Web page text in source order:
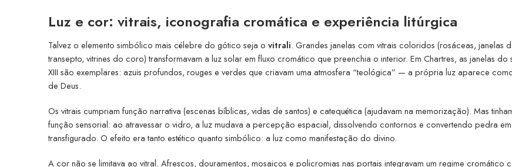
Luz e cor: vitrais, iconografia cromática e experiência litúrgica
Talvez o elemento simbólico mais célebre do gótico seja o vitrali. Grandes janelas com vitrais coloridos (rosáceas, janelas
transepto, vitrines do coro) transformavam a luz solar em fluxo cromático que preenchia o interior. Em Chartres, as janelas do
XIII são exemplares: azuis profundos, rouges e verdes que criavam uma atmosfera “teológica” — a própria luz aparece
de Deus.
Os vitrais cumpriam função narrativa (escenas bíblicas, vidas de santos) e catequética (ajudavam na memorização). Mas
função sensorial: ao atravessar o vidro, a luz mudava a percepção espacial, dissolvendo contornos e convertendo pedra
transfigurado. O efeito era tanto estético quanto simbólico: a luz como manifestação do divino.
A cor não se limitava ao vitral. Afrescos, douramentos, mosaicos e policromias nas portais integravam um regime cromático